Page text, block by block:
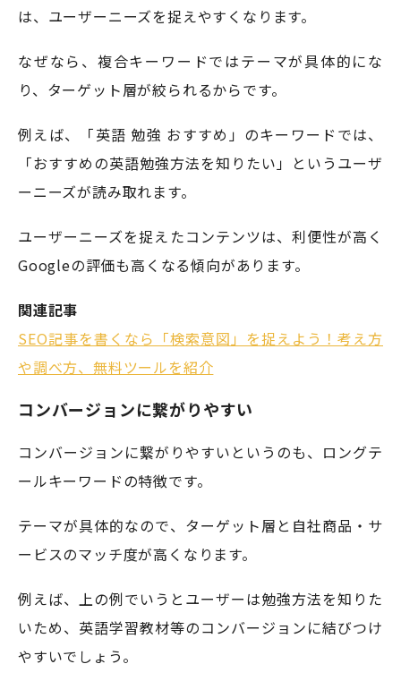
は、ユーザーニーズを捉えやすくなります。
なぜなら、複合キーワードではテーマが具体的にな
り、ターゲット層が絞られるからです。
例えば、「英語 勉強 おすすめ」のキーワードでは、
「おすすめの英語勉強方法を知りたい」というユーザ
ーニーズが読み取れます。
ユーザーニーズを捉えたコンテンツは、利便性が高く
Googleの評価も高くなる傾向があります。
関連記事
SEO記事を書くなら「検索意図」を捉えよう！考え方
や調べ方、無料ツールを紹介
コンバージョンに繋がりやすい
コンバージョンに繋がりやすいというのも、ロングテ
ールキーワードの特徴です。
テーマが具体的なので、ターゲット層と自社商品・サ
ービスのマッチ度が高くなります。
例えば、上の例でいうとユーザーは勉強方法を知りた
いため、英語学習教材等のコンバージョンに結びつけ
やすいでしょう。